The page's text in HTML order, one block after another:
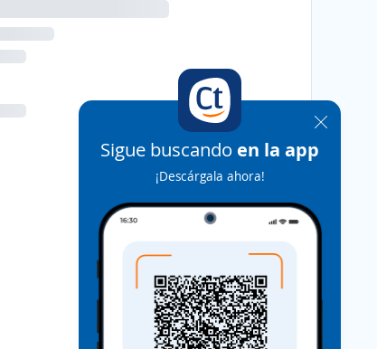
Sigue buscando en la app
¡Descárgala ahora!